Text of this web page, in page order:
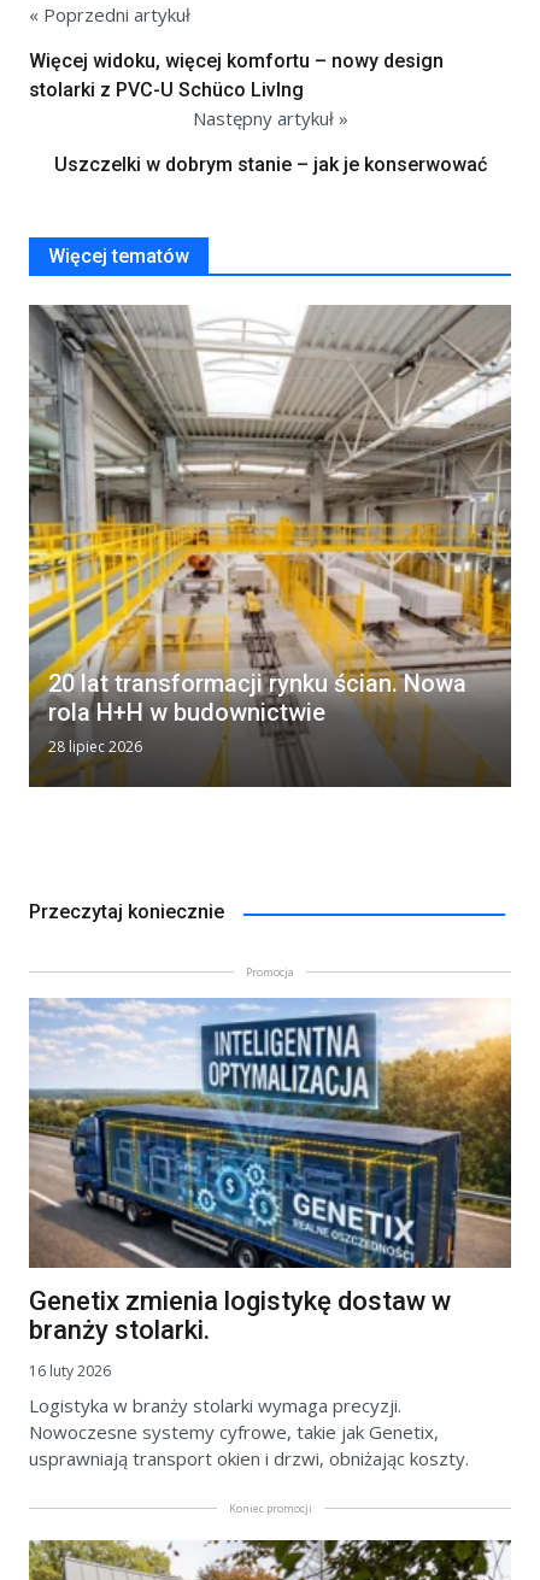
« Poprzedni artykuł
Więcej widoku, więcej komfortu – nowy design
stolarki z PVC-U Schüco LivIng
Następny artykuł »
Uszczelki w dobrym stanie – jak je konserwować
Więcej tematów
20 lat transformacji rynku ścian. Nowa
rola H+H w budownictwie
28 lipiec 2026
Przeczytaj koniecznie
Promocja
Genetix zmienia logistykę dostaw w
branży stolarki.
16 luty 2026
Logistyka w branży stolarki wymaga precyzji.
Nowoczesne systemy cyfrowe, takie jak Genetix,
usprawniają transport okien i drzwi, obniżając koszty.
Koniec promocji